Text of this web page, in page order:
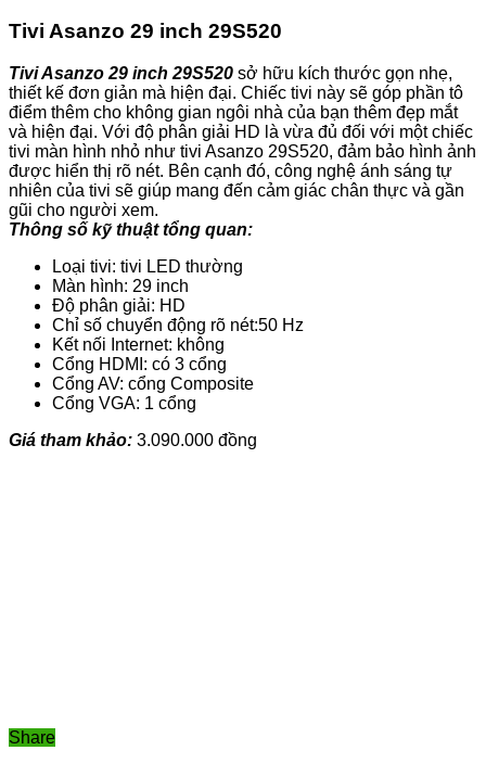
Tivi Asanzo 29 inch 29S520
Tivi Asanzo 29 inch 29S520 sở hữu kích thước gọn nhẹ,
thiết kế đơn giản mà hiện đại. Chiếc tivi này sẽ góp phần tô
điểm thêm cho không gian ngôi nhà của bạn thêm đẹp mắt
và hiện đại. Với độ phân giải HD là vừa đủ đối với một chiếc
tivi màn hình nhỏ như tivi Asanzo 29S520, đảm bảo hình ảnh
được hiển thị rõ nét. Bên cạnh đó, công nghệ ánh sáng tự
nhiên của tivi sẽ giúp mang đến cảm giác chân thực và gần
gũi cho người xem.
Thông số kỹ thuật tổng quan:
Loại tivi: tivi LED thường
Màn hình: 29 inch
Độ phân giải: HD
Chỉ số chuyển động rõ nét:50 Hz
Kết nối Internet: không
Cổng HDMI: có 3 cổng
Cổng AV: cổng Composite
Cổng VGA: 1 cổng
Giá tham khảo: 3.090.000 đồng
Share